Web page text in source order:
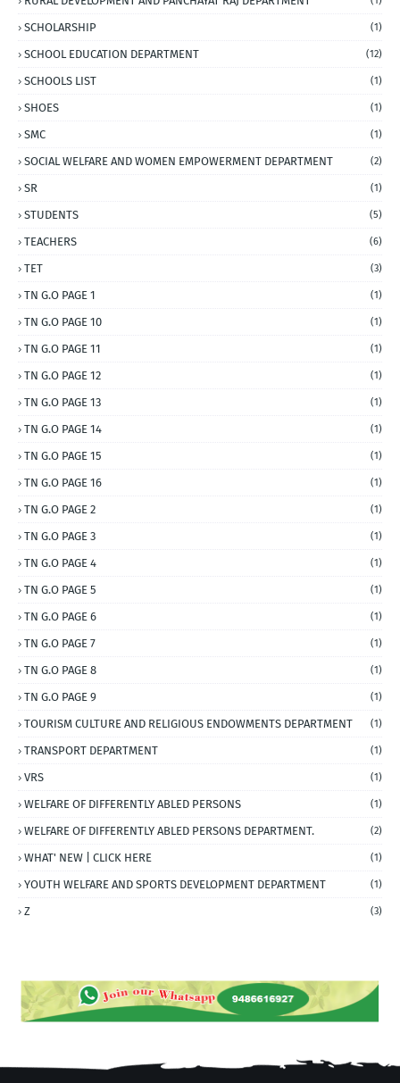
SCHOLARSHIP (1)
SCHOOL EDUCATION DEPARTMENT (12)
SCHOOLS LIST (1)
SHOES (1)
SMC (1)
SOCIAL WELFARE AND WOMEN EMPOWERMENT DEPARTMENT (2)
SR (1)
STUDENTS (5)
TEACHERS (6)
TET (3)
TN G.O PAGE 1 (1)
TN G.O PAGE 10 (1)
TN G.O PAGE 11 (1)
TN G.O PAGE 12 (1)
TN G.O PAGE 13 (1)
TN G.O PAGE 14 (1)
TN G.O PAGE 15 (1)
TN G.O PAGE 16 (1)
TN G.O PAGE 2 (1)
TN G.O PAGE 3 (1)
TN G.O PAGE 4 (1)
TN G.O PAGE 5 (1)
TN G.O PAGE 6 (1)
TN G.O PAGE 7 (1)
TN G.O PAGE 8 (1)
TN G.O PAGE 9 (1)
TOURISM CULTURE AND RELIGIOUS ENDOWMENTS DEPARTMENT (1)
TRANSPORT DEPARTMENT (1)
VRS (1)
WELFARE OF DIFFERENTLY ABLED PERSONS (1)
WELFARE OF DIFFERENTLY ABLED PERSONS DEPARTMENT. (2)
WHAT' NEW | CLICK HERE (1)
YOUTH WELFARE AND SPORTS DEVELOPMENT DEPARTMENT (1)
Z (3)